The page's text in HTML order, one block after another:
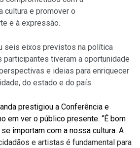
cultura e promover o
e à expressão.
seis eixos previstos na política
participantes tiveram a oportunidade
e ideias para enriquecer
do estado e do país.
prestigiou a Conferência e
em ver o público presente. “É bom
importam com a nossa cultura. A
e artistas é fundamental para